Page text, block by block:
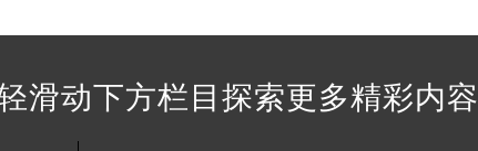
宝格丽售后服务中心（需提前预约）
丽售后服务中心（需提前预约）
滑动下方栏目探索更多精彩内容